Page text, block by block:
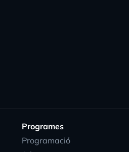
Programes
Programació